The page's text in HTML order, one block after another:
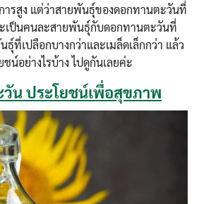
รสูง แต่ว่าสายพันธุ์ของดอกทานตะวันที่
เป็นคนละสายพันธุ์กับดอกทานตะวันที่
ธุ์ที่เปลือกบางกว่าและเมล็ดเล็กกว่า แล้ว
น์อย่างไรบ้าง ไปดูกันเลยค่ะ
น ประโยชน์เพื่อสุขภาพ